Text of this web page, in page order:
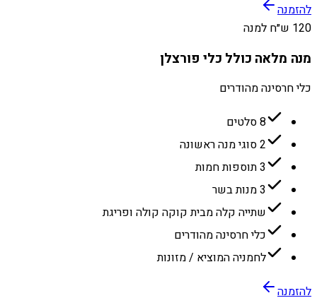
להזמנה
120 ש״ח למנה
מנה מלאה כולל כלי פורצלן
כלי חרסינה מהודרים
8 סלטים
2 סוגי מנה ראשונה
3 תוספות חמות
3 מנות בשר
שתייה קלה מבית קוקה קולה ופריגת
כלי חרסינה מהודרים
לחמניה המוציא / מזונות
להזמנה